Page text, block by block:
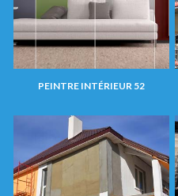
PEINTRE INTÉRIEUR 52